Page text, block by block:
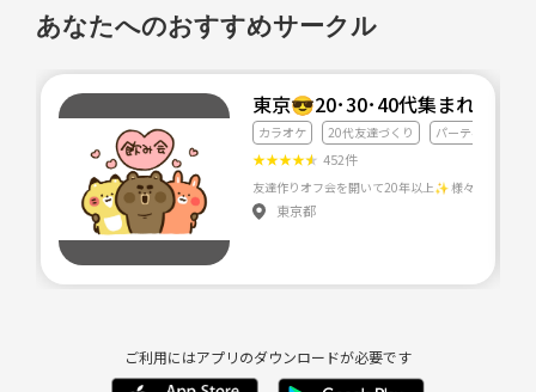
あなたへのおすすめサークル
カラオケ 20代友達づくり パーティー
★★★★★ 452件
東京都
ご利用にはアプリのダウンロードが必要です